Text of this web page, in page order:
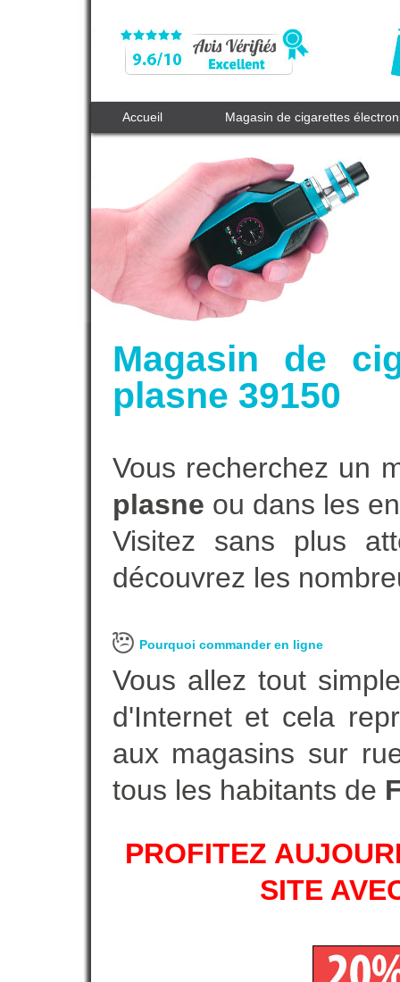
Accueil Magasin de cigarettes
Magasin de
plasne 39150
Vous recherchez un
plasne ou dans les
Visitez sans plus
découvrez les
Pourquoi commander en ligne
Vous allez tout
d'Internet et cela
aux magasins sur
tous les habitants de
PROFITEZ
SITE